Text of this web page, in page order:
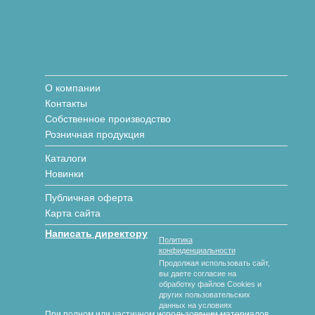
О компании
Контакты
Собственное производство
Розничная продукция
Каталоги
Новинки
Публичная оферта
Карта сайта
Написать директору
Политика
конфиденциальности
Продолжая использовать сайт,
вы даете согласие на
обработку файлов Cookies и
других пользовательских
данных на условиях